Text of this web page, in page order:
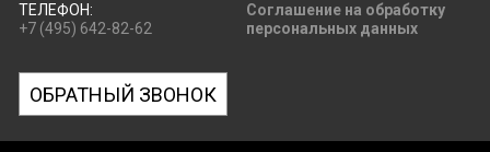
ТЕЛЕФОН:
+7 (495) 642-82-62
Соглашение на обработку
персональных данных
ОБРАТНЫЙ ЗВОНОК